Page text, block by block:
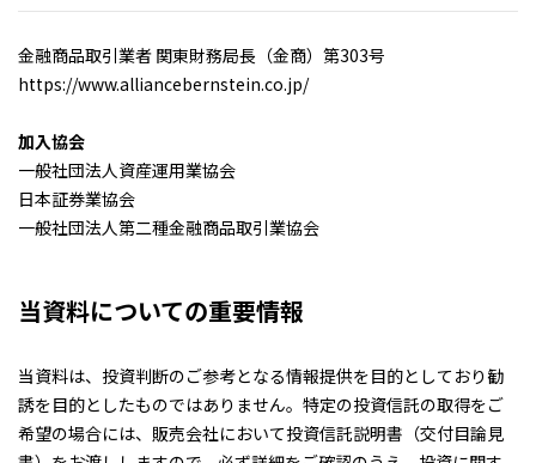
金融商品取引業者 関東財務局長（金商）第303号
https://www.alliancebernstein.co.jp/
加入協会
一般社団法人資産運用業協会
日本証券業協会
一般社団法人第二種金融商品取引業協会
当資料についての重要情報
当資料は、投資判断のご参考となる情報提供を目的としており勧
誘を目的としたものではありません。特定の投資信託の取得をご
希望の場合には、販売会社において投資信託説明書（交付目論見